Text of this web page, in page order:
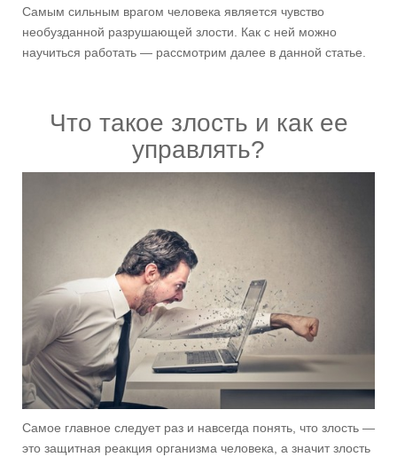
Самым сильным врагом человека является чувство
необузданной разрушающей злости. Как с ней можно
научиться работать — рассмотрим далее в данной статье.
Что такое злость и как ее
управлять?
Самое главное следует раз и навсегда понять, что злость —
это защитная реакция организма человека, а значит злость